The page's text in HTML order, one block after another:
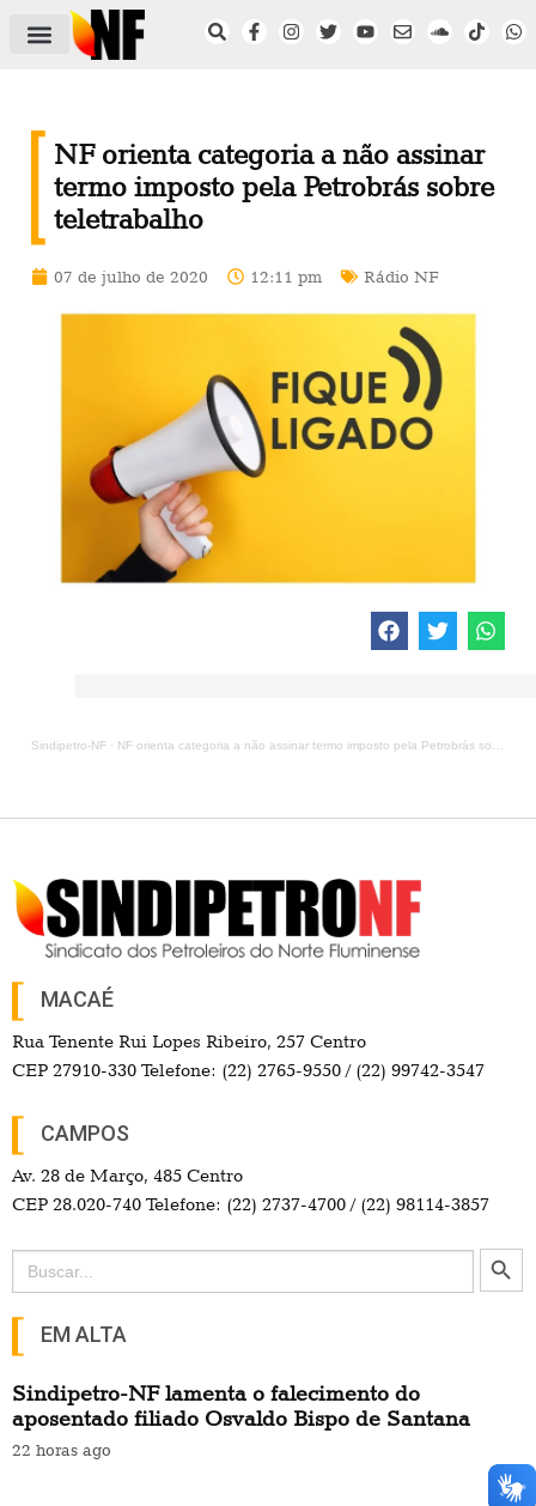
NF orienta categoria a não assinar
termo imposto pela Petrobrás sobre
teletrabalho
07 de julho de 2020 12:11 pm Rádio NF
Sindipetro-NF · NF orienta categoria a não assinar termo imposto pela Petrobrás sobre teletrabalho
MACAÉ
Rua Tenente Rui Lopes Ribeiro, 257 Centro
CEP 27910-330 Telefone: (22) 2765-9550 / (22) 99742-3547
CAMPOS
Av. 28 de Março, 485 Centro
CEP 28.020-740 Telefone: (22) 2737-4700 / (22) 98114-3857
Search
for:
Search Button
EM ALTA
Sindipetro-NF lamenta o falecimento do
aposentado filiado Osvaldo Bispo de Santana
22 horas ago